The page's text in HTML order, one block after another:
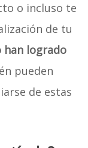
o incluso te
de tu
han logrado
pueden
de estas